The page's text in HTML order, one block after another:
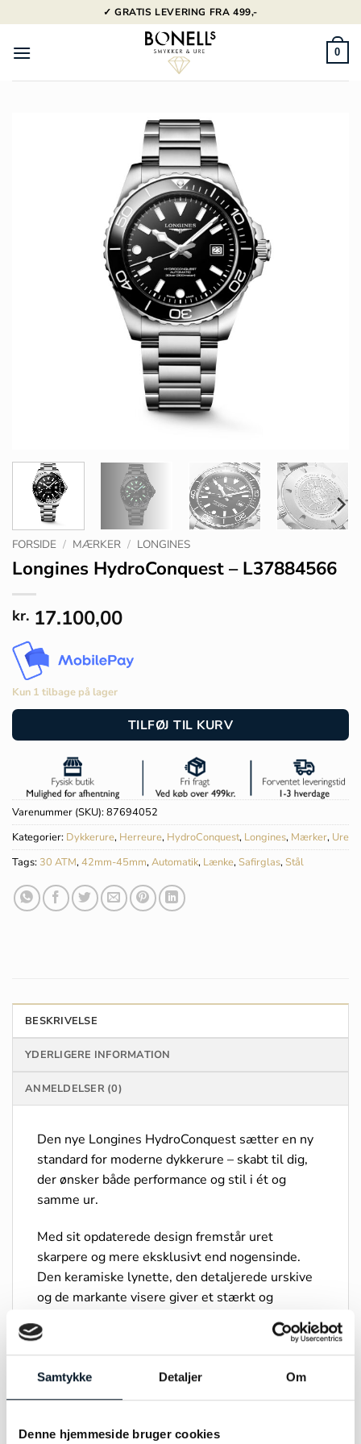
Samtykke Detaljer Om
Denne hjemmeside bruger cookies
til
indhold
✓ GRATIS LEVERING FRA 499,-
0
FORSIDE / MÆRKER / LONGINES
Longines HydroConquest – L37884566
kr. 17.100,00
Kun 1 tilbage på lager
TILFØJ TIL KURV
Varenummer (SKU):87694052
Kategorier: Dykkerure, Herreure, HydroConquest, Longines, Mærker, Ure
Tags: 30 ATM,42mm-45mm,Automatik, Lænke, Safirglas, Stål
BESKRIVELSE
YDERLIGERE INFORMATION
ANMELDELSER (0)
Den nye Longines HydroConquest sætter en ny
standard for moderne dykkerure – skabt til dig,
der ønsker både performance og stil i ét og
samme ur.
Med sit opdaterede design fremstår uret
skarpere og mere eksklusivt end nogensinde.
Den keramiske lynette, den detaljerede urskive
og de markante visere giver et stærkt og
selvsikkert udtryk, der fungerer lige så godt til
hverdagsbrug som til aktive eventyr.
Indvendigt drives uret af et præcist automatisk
værk med op til 72 timers gangreserve, så du får
ned til 300 meter gør modellen klar til både